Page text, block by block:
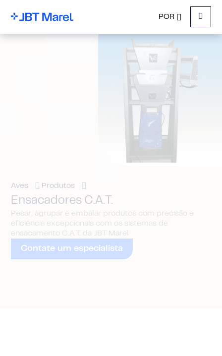
POR
Menu
Aves Produtos
Ensacadores C.A.T.
Pesar, agrupar e embalar produtos com precisão e
eficiência excepcionais com os sistemas de
ensacamento C.A.T. da JBT Marel
Contate um especialista